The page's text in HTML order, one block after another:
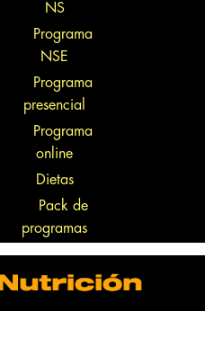
NS
Programa
NSE
Programa
presencial
Programa
online
Dietas
Pack de
programas